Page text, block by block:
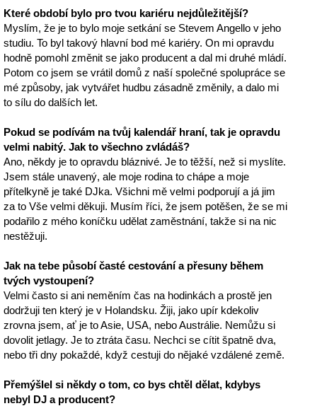
Které období bylo pro tvou kariéru nejdůležitější?
Myslím, že je to bylo moje setkání se Stevem Angello v jeho
studiu. To byl takový hlavní bod mé kariéry. On mi opravdu
hodně pomohl změnit se jako producent a dal mi druhé mládí.
Potom co jsem se vrátil domů z naší společné spolupráce se
mé způsoby, jak vytvářet hudbu zásadně změnily, a dalo mi
to sílu do dalších let.
Pokud se podívám na tvůj kalendář hraní, tak je opravdu
velmi nabitý. Jak to všechno zvládáš?
Ano, někdy je to opravdu bláznivé. Je to těžší, než si myslíte.
Jsem stále unavený, ale moje rodina to chápe a moje
přítelkyně je také DJka. Všichni mě velmi podporují a já jim
za to Vše velmi děkuji. Musím říci, že jsem potěšen, že se mi
podařilo z mého koníčku udělat zaměstnání, takže si na nic
nestěžuji.
Jak na tebe působí časté cestování a přesuny během
tvých vystoupení?
Velmi často si ani neměním čas na hodinkách a prostě jen
dodržuji ten který je v Holandsku. Žiji, jako upír kdekoliv
zrovna jsem, ať je to Asie, USA, nebo Austrálie. Nemůžu si
dovolit jetlagy. Je to ztráta času. Nechci se cítit špatně dva,
nebo tři dny pokaždé, když cestuji do nějaké vzdálené země.
Přemýšlel si někdy o tom, co bys chtěl dělat, kdybys
nebyl DJ a producent?